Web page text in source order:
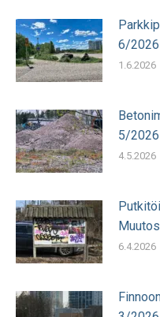
6/2026
1.6.2026
5/2026
4.5.2026
6.4.2026